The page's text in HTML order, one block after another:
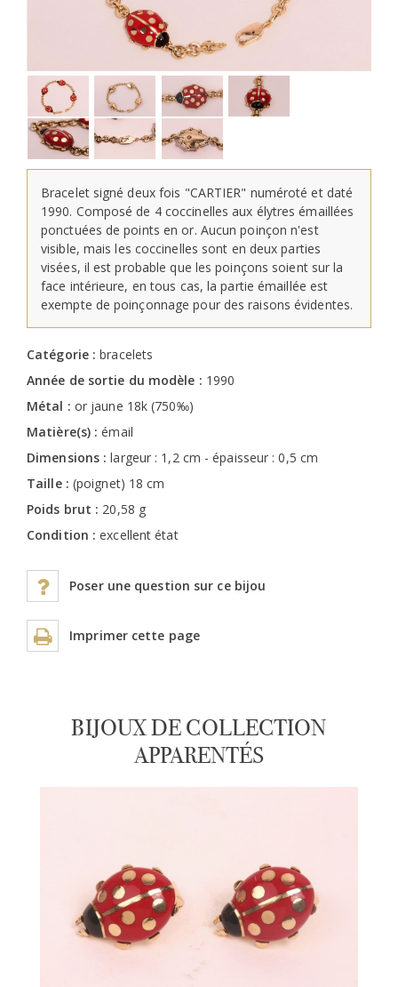
Bracelet signé deux fois "CARTIER" numéroté et daté
1990. Composé de 4 coccinelles aux élytres émaillées
ponctuées de points en or. Aucun poinçon n'est
visible, mais les coccinelles sont en deux parties
visées, il est probable que les poinçons soient sur la
face intérieure, en tous cas, la partie émaillée est
exempte de poinçonnage pour des raisons évidentes.
Catégorie :bracelets
Année de sortie du modèle : 1990
Métal : or jaune 18k (750‰)
Matière(s) :émail
Dimensions :largeur : 1,2 cm - épaisseur : 0,5 cm
Taille : (poignet) 18 cm
Poids brut : 20,58 g
Condition :excellent état
Poser une question sur ce bijou
Imprimer cette page
BIJOUX DE COLLECTION
APPARENTÉS